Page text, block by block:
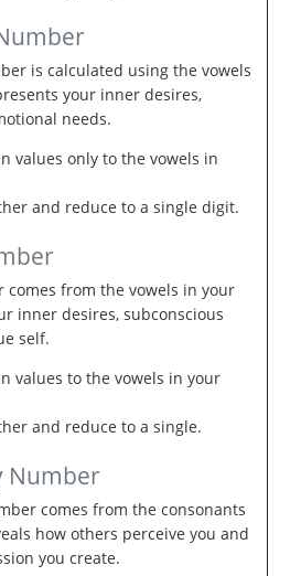
is calculated using the vowels
your inner desires,
needs.
values only to the vowels in
and reduce to a single digit.
comes from the vowels in your
inner desires, subconscious
self.
values to the vowels in your
and reduce to a single.
Number
comes from the consonants
how others perceive you and
you create.